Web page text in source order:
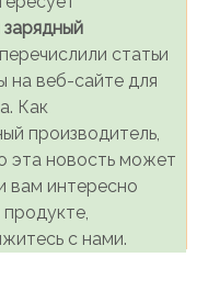
зарядный
статьи
на веб-сайте для
Как
производитель,
эта новость может
вам интересно
с нами.